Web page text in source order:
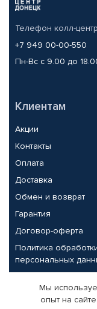
Телефон колл-
+7 949 00-00-550
Пн-Вс с 9.00 до
Клиентам
Акции
Контакты
Оплата
Доставка
Обмен и возврат
Гарантия
Договор-оферта
Политика
персональных
Партнерам
Мы
опыт на